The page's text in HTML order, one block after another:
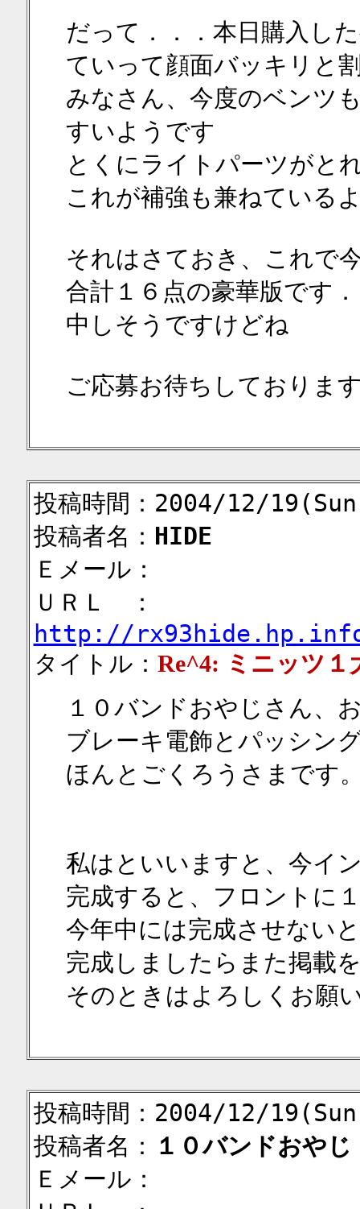
だって．．．本日購入し
ていって顔面バッキリと
みなさん、今度のベンツ
すいようです
とくにライトパーツがと
これが補強も兼ねている
それはさておき、これで
合計１６点の豪華版です
中しそうですけどね
ご応募お待ちしておりま
投稿時間：2004/12/
投稿者名： HIDE
Ｅメール：
ＵＲＬ ：
http://
タイトル： Re^4: ミニッツ１
１０バンドおやじさん、
ブレーキ電飾とパッシン
ほんとごくろうさまです
私はといいますと、今イ
完成すると、フロントに
今年中には完成させない
完成しましたらまた掲載
そのときはよろしくお願
投稿時間：2004/12/
投稿者名： １０バンドおやじ
Ｅメール：